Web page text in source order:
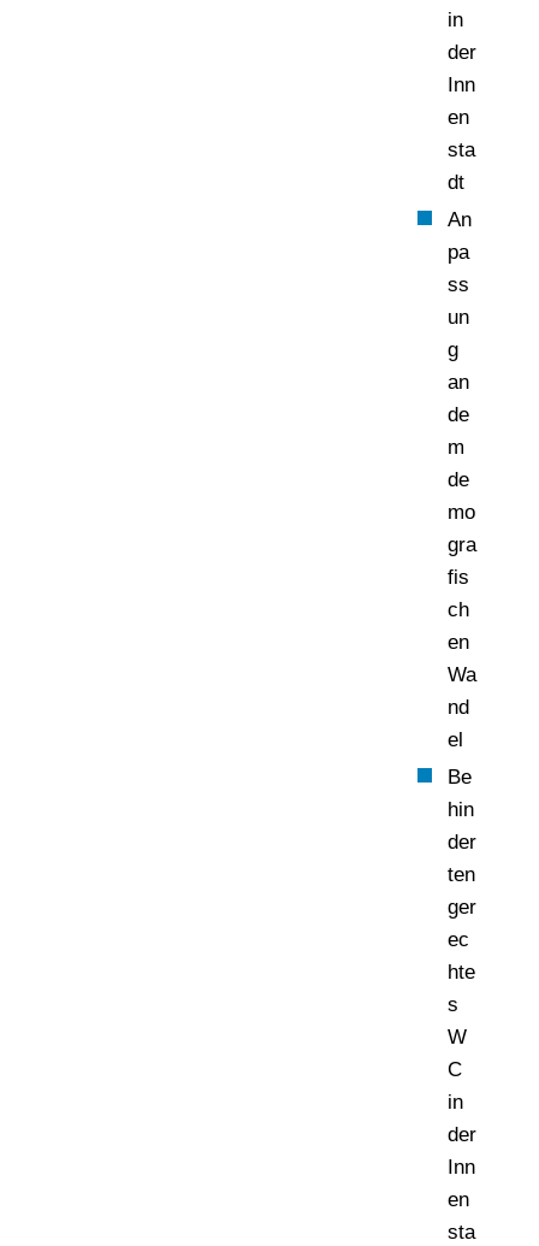
in
der
Inn
en
sta
dt
An
pa
ss
un
g
an
de
m
de
mo
gra
fis
ch
en
Wa
nd
el
Be
hin
der
ten
ger
ec
hte
s
W
C
in
der
Inn
en
sta